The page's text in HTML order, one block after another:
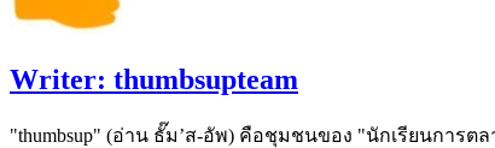
Writer: thumbsupteam
"thumbsup" (อ่าน ธั๊ม’ส-อัพ) คือชุมชนของ "นักเรียนการต